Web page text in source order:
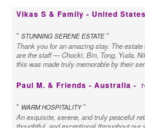
Vikas S & Family - United
" STUNNING SERENE ESTATE "
Thank you for an amazing stay. The
are the staff — Chocki, Bin, Tong, Yuda,
this was made truly memorable by their
Paul M. & Friends - Australia -
" WARM HOSPITALITY"
An exquisite, serene, and truly peaceful
thoughtful, and exceptional throughout